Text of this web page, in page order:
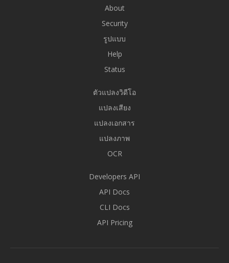
About
Security
รูปแบบ
Help
Status
ตัวแปลงวิดีโอ
แปลงเสียง
แปลงเอกสาร
แปลงภาพ
OCR
Developers API
API Docs
CLI Docs
API Pricing